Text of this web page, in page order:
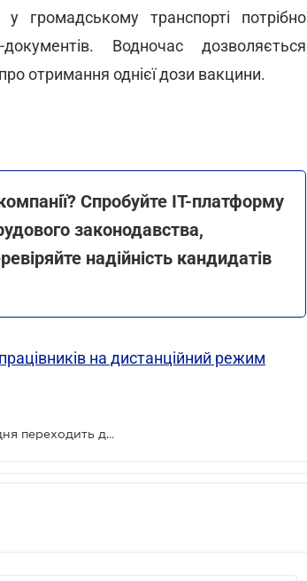
громадському транспорті потрібно
Водночас дозволяється
отримання однієї дози вакцини.
Спробуйте ІТ-платформу
законодавства,
надійність кандидатів
на дистанційний режим
Івано-Франківська область з сьогоднішнього дня переходить до "червоної" зони